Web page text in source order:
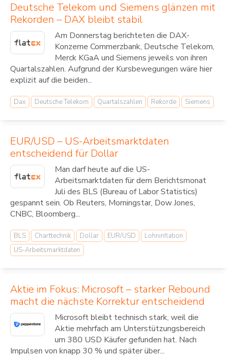
Deutsche Telekom und Siemens glänzen mit
Rekorden – DAX bleibt stabil
Am Donnerstag berichteten die DAX-
Konzerne Commerzbank, Deutsche Telekom,
Merck KGaA und Siemens jeweils von ihren
Quartalszahlen. Aufgrund der Kursbewegungen wäre hier
explizit auf die beiden...
Dax Deutsche Telekom Quartalszahlen Rekorde Siemens
EUR/USD – US-Arbeitsmarktdaten
entscheidend für Dollar
Man darf heute auf die US-
Arbeitsmarktdaten für dem Berichtsmonat
Juli des BLS (Bureau of Labor Statistics)
gespannt sein. Ob Reuters, Morningstar, Dow Jones,
CNBC, Bloomberg...
BLS Charttechnik Dollar EUR/USD
Lohninflation
US-Arbeitsmarktdaten
Aktie im Fokus: Microsoft – starker Rebound
macht die nächste Korrektur entscheidend
Microsoft bleibt technisch stark, weil die
Aktie mehrfach am Unterstützungsbereich
um 380 USD Käufer gefunden hat. Nach
Impulsen von knapp 30 % und später über...